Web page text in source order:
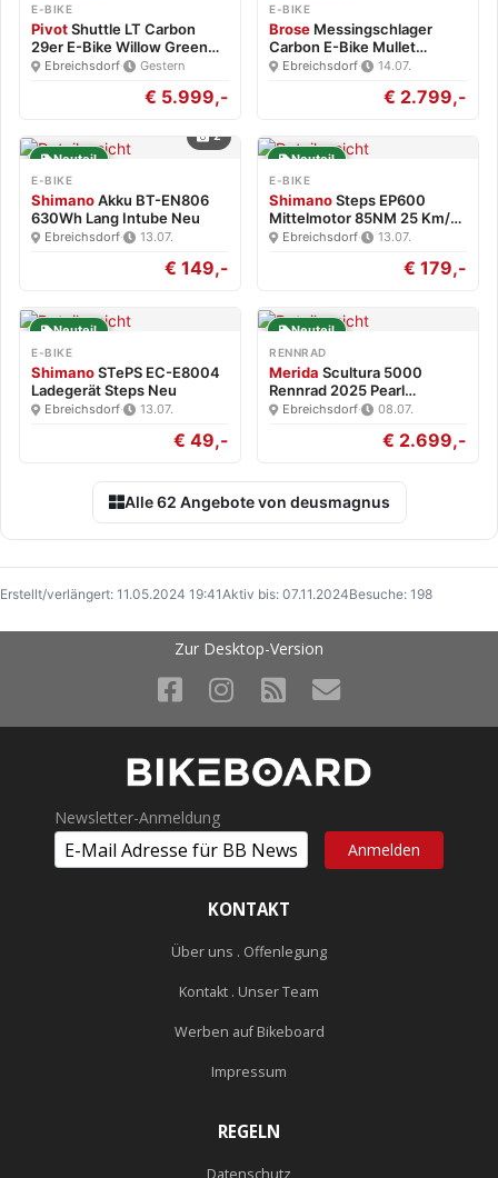
E-BIKE
PivotShuttle LT Carbon
29er E-Bike Willow Green…
Ebreichsdorf· Gestern
€ 5.999,-
E-BIKE
Brose Messingschlager
Carbon E-Bike Mullet
Brose…
Ebreichsdorf· 14.07.
€ 2.799,-
2
Neuteil
E-BIKE
ShimanoAkku BT-EN806
630Wh Lang Intube Neu
Ebreichsdorf· 13.07.
€ 149,-
Neuteil
E-BIKE
ShimanoSteps EP600
Mittelmotor 85NM 25 Km/h
NeuEbreichsdorf· 13.07.
€ 179,-
Neuteil
E-BIKE
ShimanoSTePS EC-E8004
Ladegerät Steps Neu
Ebreichsdorf· 13.07.
€ 49,-
Neuteil
RENNRAD
Merida Scultura 5000
Rennrad 2025 Pearl
White/Blk…
Ebreichsdorf· 08.07.
€ 2.699,-
Alle 62 Angebote von deusmagnus
Erstellt/verlängert: 11.05.2024 19:41Aktiv bis: 07.11.2024Besuche: 198
Zur Desktop-Version
Newsletter-Anmeldung
KONTAKT
Über uns . Offenlegung
Kontakt . Unser Team
Werben auf Bikeboard
Impressum
REGELN